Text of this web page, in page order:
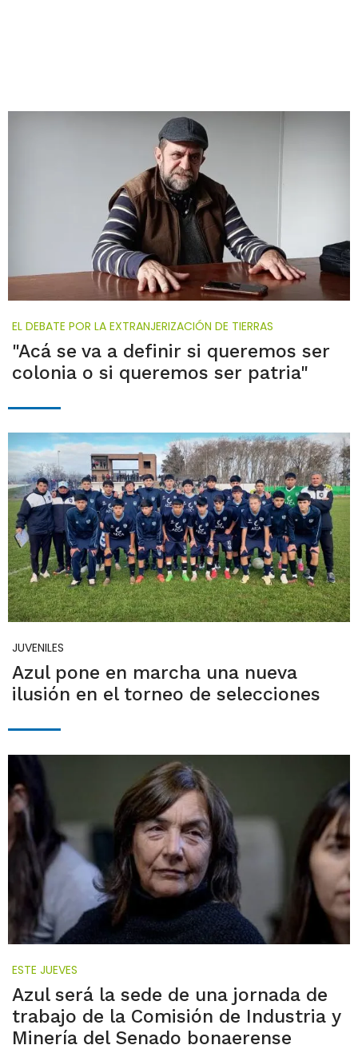
EL DEBATE POR LA EXTRANJERIZACIÓN DE TIERRAS
"Acá se va a definir si queremos ser
colonia o si queremos ser patria"
JUVENILES
Azul pone en marcha una nueva
ilusión en el torneo de selecciones
ESTE JUEVES
Azul será la sede de una jornada de
trabajo de la Comisión de Industria y
Minería del Senado bonaerense